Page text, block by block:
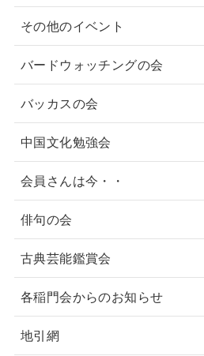
その他のイベント
バードウォッチングの会
バッカスの会
中国文化勉強会
会員さんは今・・
俳句の会
古典芸能鑑賞会
各稲門会からのお知らせ
地引網